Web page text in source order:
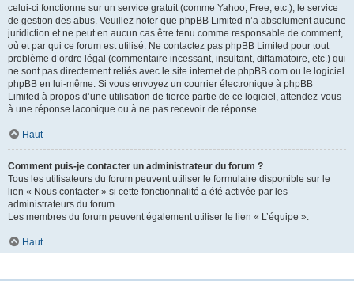
celui-ci fonctionne sur un service gratuit (comme Yahoo, Free, etc.), le service
de gestion des abus. Veuillez noter que phpBB Limited n’a absolument aucune
juridiction et ne peut en aucun cas être tenu comme responsable de comment,
où et par qui ce forum est utilisé. Ne contactez pas phpBB Limited pour tout
problème d’ordre légal (commentaire incessant, insultant, diffamatoire, etc.) qui
ne sont pas directement reliés avec le site internet de phpBB.com ou le logiciel
phpBB en lui-même. Si vous envoyez un courrier électronique à phpBB
Limited à propos d’une utilisation de tierce partie de ce logiciel, attendez-vous
à une réponse laconique ou à ne pas recevoir de réponse.
Haut
Comment puis-je contacter un administrateur du forum ?
Tous les utilisateurs du forum peuvent utiliser le formulaire disponible sur le
lien « Nous contacter » si cette fonctionnalité a été activée par les
administrateurs du forum.
Les membres du forum peuvent également utiliser le lien « L’équipe ».
Haut